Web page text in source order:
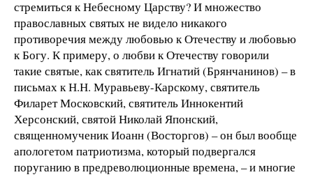
стремиться к Небесному Царству? И множество
православных святых не видело никакого
противоречия между любовью к Отечеству и любовью
к Богу. К примеру, о любви к Отечеству говорили
такие святые, как святитель Игнатий (Брянчанинов) – в
письмах к Н.Н. Муравьеву-Карскому, святитель
Филарет Московский, святитель Иннокентий
Херсонский, святой Николай Японский,
священномученик Иоанн (Восторгов) – он был вообще
апологетом патриотизма, который подвергался
поруганию в предреволюционные времена, – и многие